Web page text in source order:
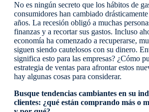
No es ningún secreto que los hábitos de
consumidores han cambiado
años. La recesión obligó a muchas
finanzas y a recortar sus gastos. Incluso
economía ha comenzado a recuperarse,
siguen siendo cautelosos con su dinero.
significa esto para las empresas? ¿Cómo
estrategia de ventas para afrontar estos
hay algunas cosas para considerar.
Busque tendencias cambiantes en su
clientes: ¿qué están comprando más o